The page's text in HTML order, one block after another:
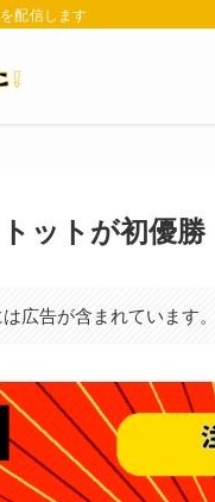
配信します
ットが初優
広告が含まれています。